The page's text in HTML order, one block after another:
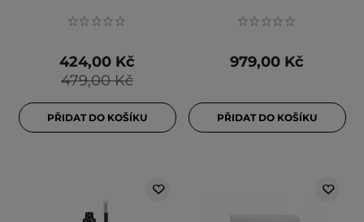
479,00 Kč
424,00 Kč
PŘIDAT DO KOŠÍKU
979,00 Kč
PŘIDAT DO KOŠÍKU